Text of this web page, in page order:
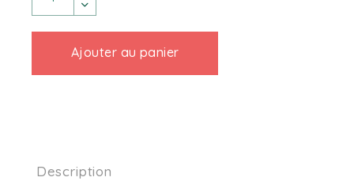
Ajouter au panier
Description